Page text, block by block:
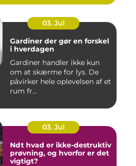
03. Jul
Gardiner der gør en forskel
i hverdagen
Gardiner handler ikke kun
om at skærme for lys. De
påvirker hele oplevelsen af et
rum fr...
03. Jul
Ndt hvad er ikke-destruktiv
prøvning, og hvorfor er det
vigtigt?